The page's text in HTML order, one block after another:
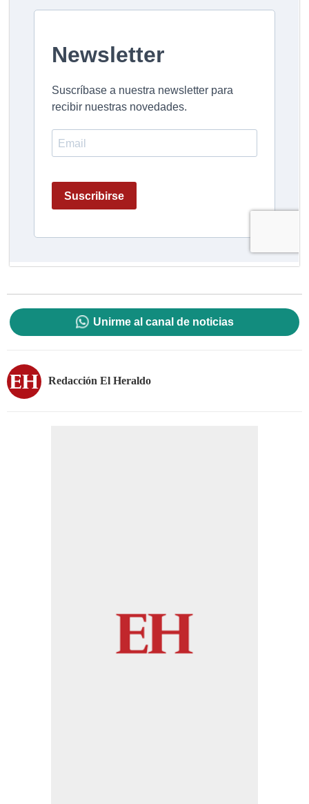
Unirme al canal de noticias
Redacción El Heraldo